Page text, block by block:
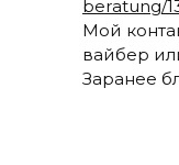
beratung/
Мой
вайбер
Заранее